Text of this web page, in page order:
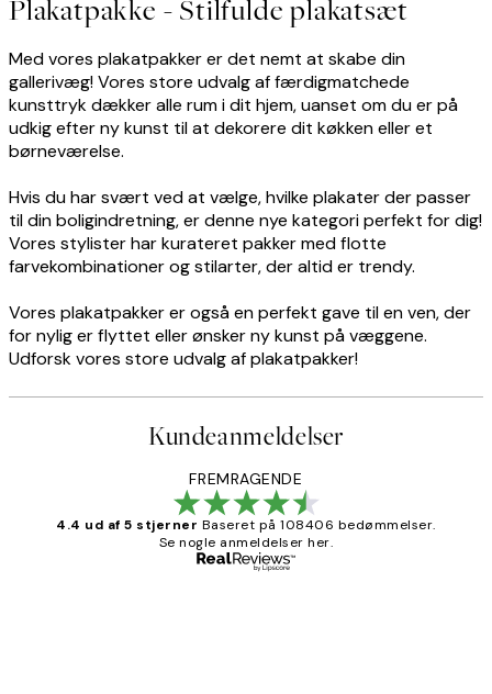
Plakatpakke - Stilfulde plakatsæt
Med vores plakatpakker er det nemt at skabe din
gallerivæg! Vores store udvalg af færdigmatchede
kunsttryk dækker alle rum i dit hjem, uanset om du er på
udkig efter ny kunst til at dekorere dit køkken eller et
børneværelse.
Hvis du har svært ved at vælge, hvilke plakater der passer
til din boligindretning, er denne nye kategori perfekt for dig!
Vores stylister har kurateret pakker med flotte
farvekombinationer og stilarter, der altid er trendy.
Vores plakatpakker er også en perfekt gave til en ven, der
for nylig er flyttet eller ønsker ny kunst på væggene.
Udforsk vores store udvalg af plakatpakker!
Kundeanmeldelser
FREMRAGENDE
4.4 ud af 5 stjerner Baseret på 108406 bedømmelser.
Se nogle anmeldelser her.